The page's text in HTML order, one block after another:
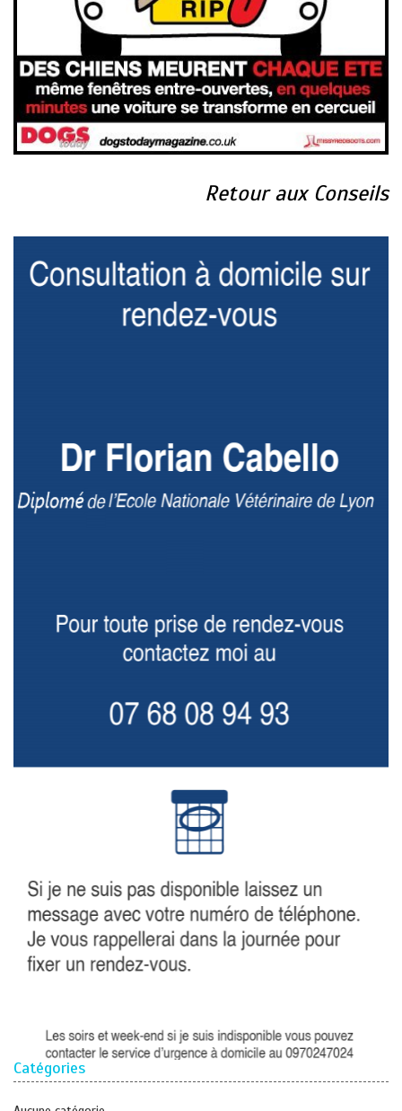
Retour aux Conseils
Catégories